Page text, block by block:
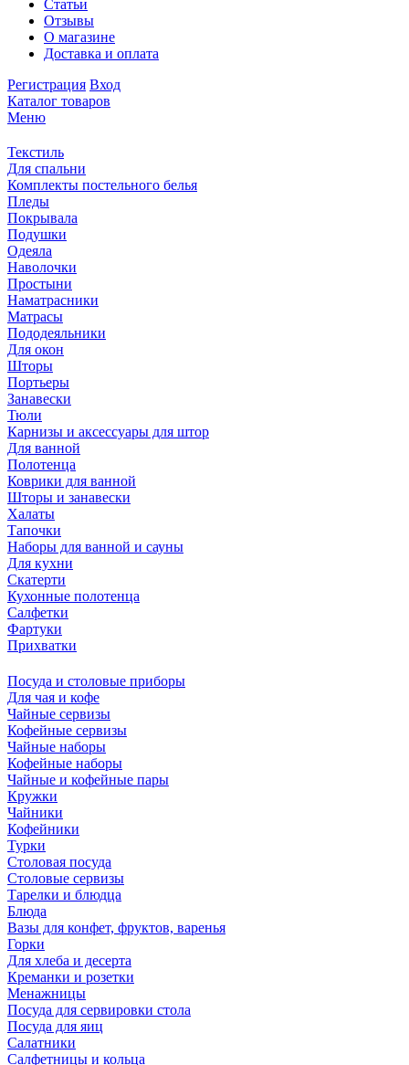
Статьи
Отзывы
О магазине
Доставка и оплата
Регистрация Вход
Каталог товаров
Меню
Текстиль
Для спальни
Комплекты постельного белья
Пледы
Покрывала
Подушки
Одеяла
Наволочки
Простыни
Наматрасники
Матрасы
Пододеяльники
Для окон
Шторы
Портьеры
Занавески
Тюли
Карнизы и аксессуары для штор
Для ванной
Полотенца
Коврики для ванной
Шторы и занавески
Халаты
Тапочки
Наборы для ванной и сауны
Для кухни
Скатерти
Кухонные полотенца
Салфетки
Фартуки
Прихватки
Посуда и столовые приборы
Для чая и кофе
Чайные сервизы
Кофейные сервизы
Чайные наборы
Кофейные наборы
Чайные и кофейные пары
Кружки
Чайники
Кофейники
Турки
Столовая посуда
Столовые сервизы
Тарелки и блюдца
Блюда
Вазы для конфет, фруктов, варенья
Горки
Для хлеба и десерта
Креманки и розетки
Менажницы
Посуда для сервировки стола
Посуда для яиц
Салатники
Салфетницы и кольца